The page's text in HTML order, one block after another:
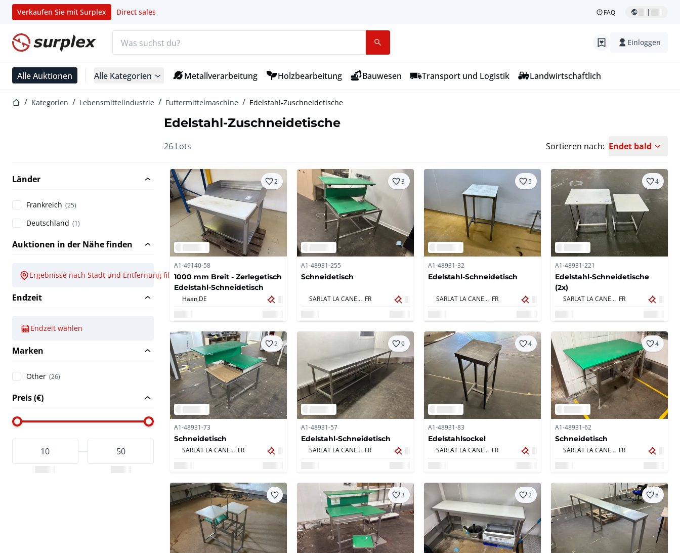
Verkaufen Sie mit Surplex Direct sales FAQ |
Startseite Einloggen
Alle Auktionen Alle Kategorien Metallverarbeitung Holzbearbeitung Bauwesen Transport und Logistik Landwirtschaftlich
StartseiteKategorien Lebensmittelindustrie Futtermittelmaschine Edelstahl-Zuschneidetische
Edelstahl-Zuschneidetische
26 Lots Sortieren nach: Endet bald
Länder
Frankreich (25)
Deutschland (1)
Auktionen in der Nähe finden
Ergebnisse nach Stadt und Entfernung filtern
Endzeit
Endzeit wählen
Marken
Other (26)
Preis (€)
2
A1-49140-58
1000 mm Breit - Zerlegetisch
Edelstahl-Schneidetisch
Haan, DE
3
A1-48931-255
Schneidetisch
SARLAT LA CANEDA, FR
5
A1-48931-32
Edelstahl-Schneidetisch
SARLAT LA CANEDA, FR
4
A1-48931-221
Edelstahl-Schneidetische
(2x)
SARLAT LA CANEDA, FR
2
A1-48931-73
Schneidetisch
SARLAT LA CANEDA, FR
9
A1-48931-57
Edelstahl-Schneidetisch
SARLAT LA CANEDA, FR
4
A1-48931-83
Edelstahlsockel
SARLAT LA CANEDA, FR
4
A1-48931-62
Schneidetisch
SARLAT LA CANEDA, FR
3 2 8